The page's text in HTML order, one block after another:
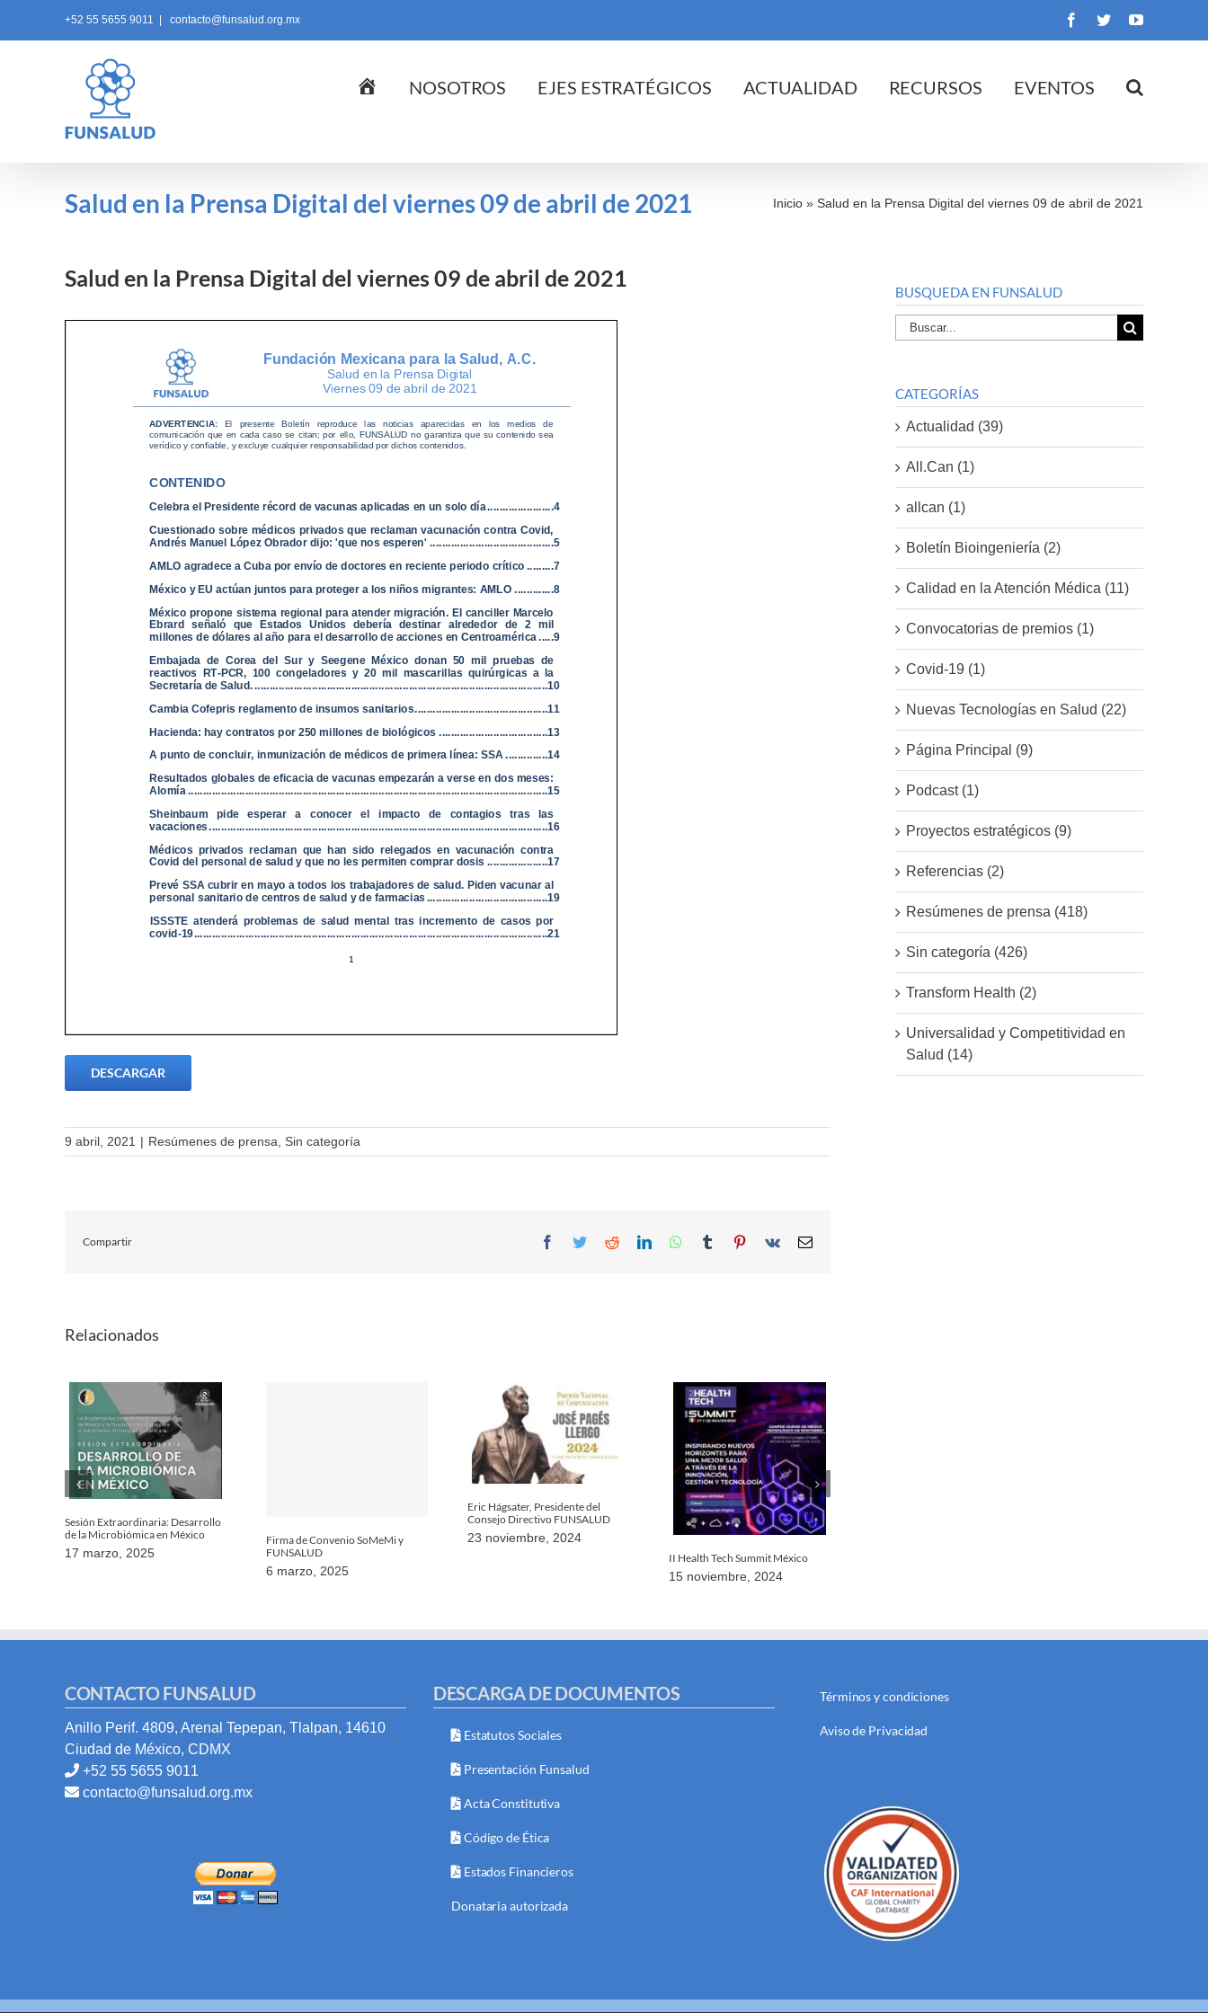
+52 55 5655 9011 contacto@funsalud.org.mx Facebook
TwitterYouTube
InicioNOSOTROS EJES ESTRATÉGICOS ACTUALIDAD RECURSOS EVENTOS
Salud en la Prensa Digital del viernes 09 de abril de 2021 Inicio » Salud en la Prensa Digital del viernes 09 de abril de 2021
Salud en la Prensa Digital del viernes 09 de abril de 2021
DESCARGAR
9 abril, 2021 | Resúmenes de prensa Sin categoría
Compartir Facebook
TwitterRedditLinkedInWhatsApp
Tumblr Pinterest
Vk Email
Relacionados
Sesión Extraordinaria: Desarrollo
de la Microbiómica en México
17 marzo, 2025
Firma de Convenio SoMeMi y
FUNSALUD
6 marzo, 2025
Eric Hágsater, Presidente del
Consejo Directivo FUNSALUD
23 noviembre, 2024
II Health Tech Summit México
15 noviembre, 2024
BUSQUEDA EN FUNSALUD
Buscar
por:
CATEGORÍAS
Actualidad (39)
All.Can (1)
allcan (1)
Boletín Bioingeniería (2)
Calidad en la Atención Médica (11)
Convocatorias de premios (1)
Covid-19 (1)
Nuevas Tecnologías en Salud (22)
Página Principal (9)
Podcast (1)
Proyectos estratégicos (9)
Referencias (2)
Resúmenes de prensa (418)
Sin categoría (426)
Transform Health (2)
Universalidad y Competitividad en
Salud (14)
CONTACTO FUNSALUD
Anillo Perif. 4809, Arenal Tepepan, Tlalpan, 14610
Ciudad de México, CDMX
+52 55 5655 9011
contacto@funsalud.org.mx
DESCARGA DE DOCUMENTOS
Estatutos Sociales
Presentación Funsalud
Acta Constitutiva
Código de Ética
Estados Financieros
Donataria autorizada
Términos y condiciones
Aviso de Privacidad